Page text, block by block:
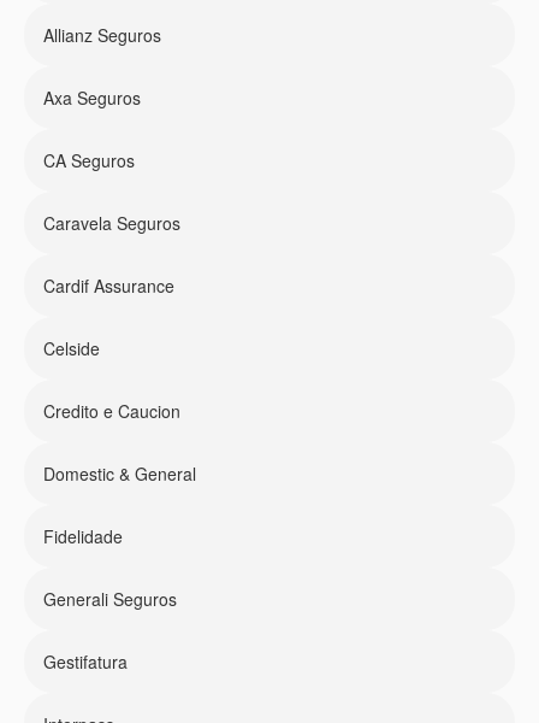
Allianz Seguros
Axa Seguros
CA Seguros
Caravela Seguros
Cardif Assurance
Celside
Credito e Caucion
Domestic & General
Fidelidade
Generali Seguros
Gestifatura